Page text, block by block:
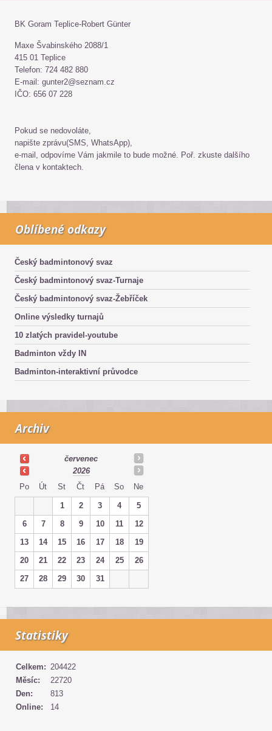
BK Goram Teplice-Robert Günter
Maxe Švabinského 2088/1
415 01 Teplice
Telefon: 724 482 880
E-mail: gunter2@seznam.cz
IČO: 656 07 228
Pokud se nedovoláte,
napište zprávu(SMS, WhatsApp),
e-mail, odpovíme Vám jakmile to bude možné. Poř. zkuste dalšího
člena v kontaktech.
Oblíbené odkazy
Český badmintonový svaz
Český badmintonový svaz-Turnaje
Český badmintonový svaz-Žebříček
Online výsledky turnajů
10 zlatých pravidel-youtube
Badminton vždy IN
Badminton-interaktivní průvodce
Archiv
červenec
2026
Po
Út St Čt Pá So Ne
1 2 3 4
5
6
7 8 9 10 11
12
13
14 15 16 17 18
19
20
21 22 23 24 25
26
27
28 29 30 31
Statistiky
Online: 14
Celkem: 204422
Měsíc:
22720
Den:
813